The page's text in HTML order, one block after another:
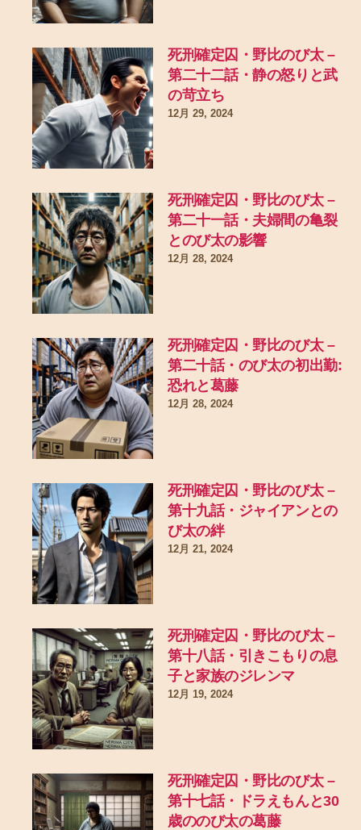
死刑確定囚・野比のび太 –
第二十二話・静の怒りと武
の苛立ち
12月 29, 2024
死刑確定囚・野比のび太 –
第二十一話・夫婦間の亀裂
とのび太の影響
12月 28, 2024
死刑確定囚・野比のび太 –
第二十話・のび太の初出勤:
恐れと葛藤
12月 28, 2024
死刑確定囚・野比のび太 –
第十九話・ジャイアンとの
び太の絆
12月 21, 2024
死刑確定囚・野比のび太 –
第十八話・引きこもりの息
子と家族のジレンマ
12月 19, 2024
死刑確定囚・野比のび太 –
第十七話・ドラえもんと30
歳ののび太の葛藤